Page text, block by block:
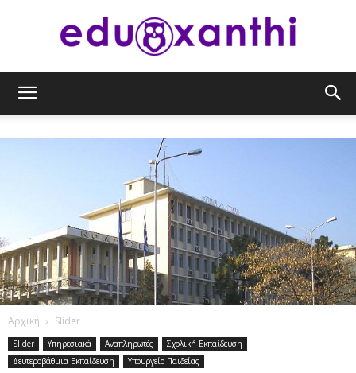
Αρχική Slider
Slider Υπηρεσιακά Αναπληρωτές
Σχολική Εκπαίδευση
Δευτεροβάθμια Εκπαίδευση
Υπουργείο Παιδείας